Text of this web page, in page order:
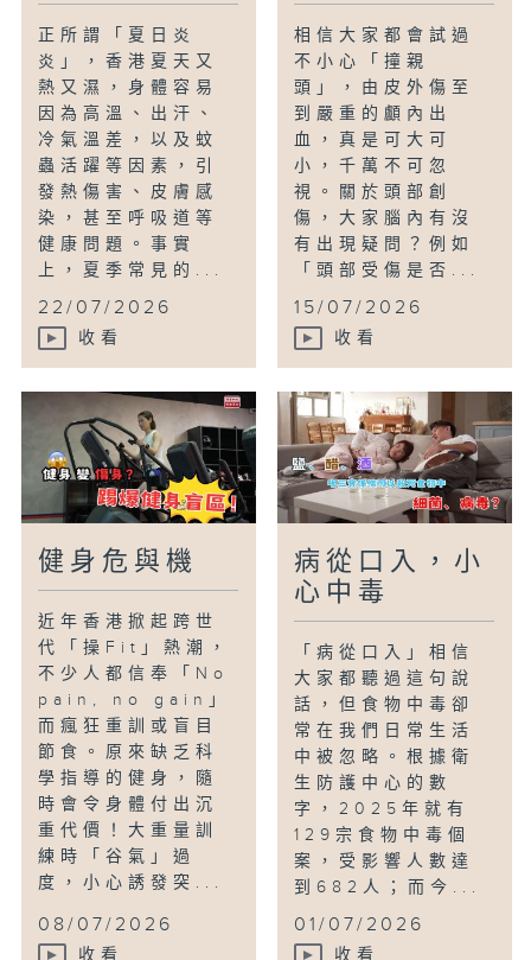
正所謂「夏日炎
炎」，香港夏天又
熱又濕，身體容易
因為高溫、出汗、
冷氣溫差，以及蚊
蟲活躍等因素，引
發熱傷害、皮膚感
染，甚至呼吸道等
健康問題。事實
上，夏季常見的...
22/07/2026
收看
相信大家都會試過
不小心「撞親
頭」，由皮外傷至
到嚴重的顱內出
血，真是可大可
小，千萬不可忽
視。關於頭部創
傷，大家腦內有沒
有出現疑問？例如
「頭部受傷是否...
15/07/2026
收看
健身危與機
近年香港掀起跨世
代「操Fit」熱潮，
不少人都信奉「No
pain, no gain」
而瘋狂重訓或盲目
節食。原來缺乏科
學指導的健身，隨
時會令身體付出沉
重代價！大重量訓
練時「谷氣」過
度，小心誘發突...
08/07/2026
收看
病從口入，小
心中毒
「病從口入」相信
大家都聽過這句說
話，但食物中毒卻
常在我們日常生活
中被忽略。根據衛
生防護中心的數
字，2025年就有
129宗食物中毒個
案，受影響人數達
到682人；而今...
01/07/2026
收看